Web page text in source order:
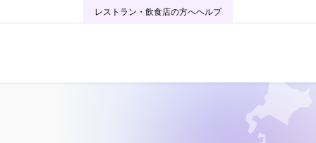
レストラン・飲食店の方へヘルプ